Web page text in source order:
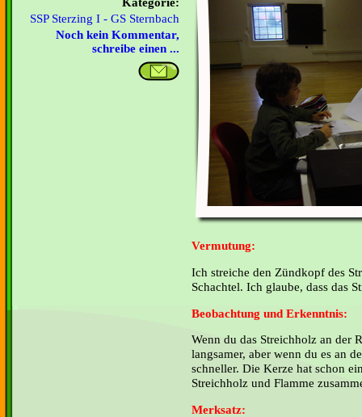
SSP Sterzing I - GS Sternbach
Noch kein Kommentar,
schreibe einen ...
Vermutung:
Ich streiche den Zündkopf des
Schachtel. Ich glaube, dass das
Beobachtung und Erkenntnis:
Wenn du das Streichholz an der
langsamer, aber wenn du es an
schneller. Die Kerze hat schon
Streichholz und Flamme
Merksatz: